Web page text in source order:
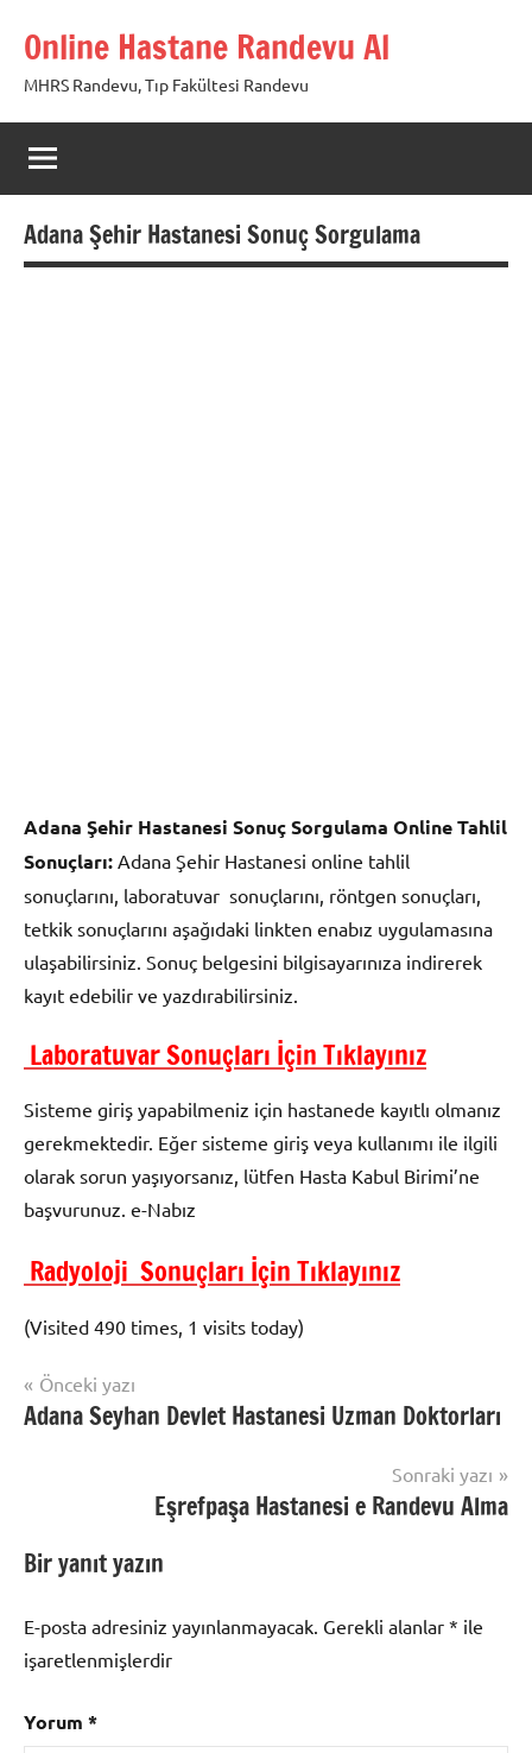
geçOnline Hastane Randevu Al
MHRS Randevu, Tıp Fakültesi Randevu
Adana Şehir Hastanesi Sonuç Sorgulama
Adana Şehir Hastanesi Sonuç Sorgulama Online Tahlil
Sonuçları: Adana Şehir Hastanesi online tahlil
sonuçlarını, laboratuvar sonuçlarını, röntgen sonuçları,
tetkik sonuçlarını aşağıdaki linkten enabız uygulamasına
ulaşabilirsiniz. Sonuç belgesini bilgisayarınıza indirerek
kayıt edebilir ve yazdırabilirsiniz.
Laboratuvar Sonuçları İçin Tıklayınız
Sisteme giriş yapabilmeniz için hastanede kayıtlı olmanız
gerekmektedir. Eğer sisteme giriş veya kullanımı ile ilgili
olarak sorun yaşıyorsanız, lütfen Hasta Kabul Birimi’ne
başvurunuz. e-Nabız
Radyoloji Sonuçları İçin Tıklayınız
(Visited 490 times, 1 visits today)
mhrs
Yazı
gezinmesi
Önceki yazı
Adana Seyhan Devlet Hastanesi Uzman Doktorları
Sonraki yazı
Eşrefpaşa Hastanesi e Randevu Alma
Bir yanıt yazın
E-posta adresiniz yayınlanmayacak. Gerekli alanlar * ile
işaretlenmişlerdir
Yorum *